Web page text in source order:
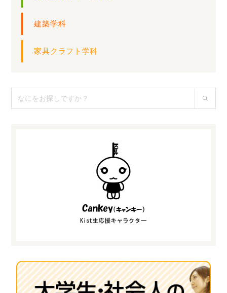
建築学科
家具クラフト学科